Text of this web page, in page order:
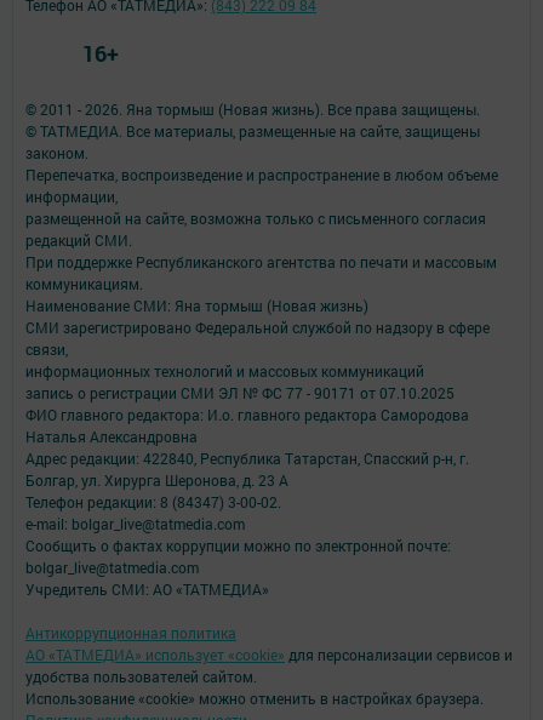
© 2011 - 2026. Яна тормыш (Новая жизнь). Все права защищены.
© ТАТМЕДИА. Все материалы, размещенные на сайте, защищены
законом.
Перепечатка, воспроизведение и распространение в любом объеме
информации,
размещенной на сайте, возможна только с письменного согласия
редакций СМИ.
При поддержке Республиканского агентства по печати и массовым
коммуникациям.
Наименование СМИ: Яна тормыш (Новая жизнь)
СМИ зарегистрировано Федеральной службой по надзору в сфере
связи,
информационных технологий и массовых коммуникаций
запись о регистрации СМИ ЭЛ № ФС 77 - 90171 от 07.10.2025
ФИО главного редактора: И.о. главного редактора Самородова
Наталья Александровна
Адрес редакции: 422840, Республика Татарстан, Спасский р-н, г.
Болгар, ул. Хирурга Шеронова, д. 23 А
Телефон редакции: 8 (84347) 3-00-02.
e-mail: bolgar_live@tatmedia.com
Сообщить о фактах коррупции можно по электронной почте:
bolgar_live@tatmedia.com
Учредитель СМИ: АО «ТАТМЕДИА»
Антикоррупционная политика
АО «ТАТМЕДИА» использует «cookie» для персонализации сервисов и
удобства пользователей сайтом.
Использование «cookie» можно отменить в настройках браузера.
Телефон АО «ТАТМЕДИА»: (843) 222 09 84
16+